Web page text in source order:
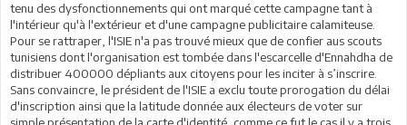
tenu des dysfonctionnements qui ont marqué cette campagne tant à
l'intérieur qu'à l'extérieur et d'une campagne publicitaire calamiteuse.
Pour se rattraper, l'ISIE n'a pas trouvé mieux que de confier aus scouts
tunisiens dont l'organisation est tombée dans l'escarcelle d'Ennahdha de
distribuer 400000 dépliants aux citoyens pour les inciter à s’inscrire.
Sans convaincre, le président de l'ISIE a exclu toute prorogation du délai
d'inscription ainsi que la latitude donnée aux électeurs de voter sur